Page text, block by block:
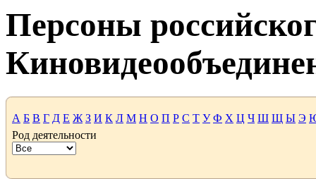
Персоны
А Б В Г Д Е Ж З И К Л М Н О П Р С Т У Ф Х Ц Ч Ш Щ Ы Э
Род деятельности